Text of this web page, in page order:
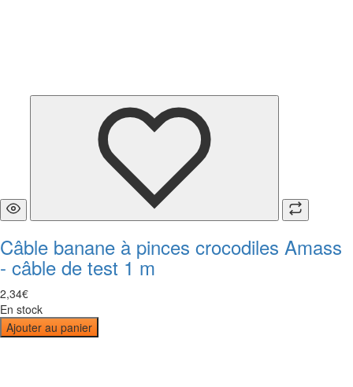
Câble banane à pinces crocodiles Amass
- câble de test 1 m
2,34€
En stock
Ajouter au panier